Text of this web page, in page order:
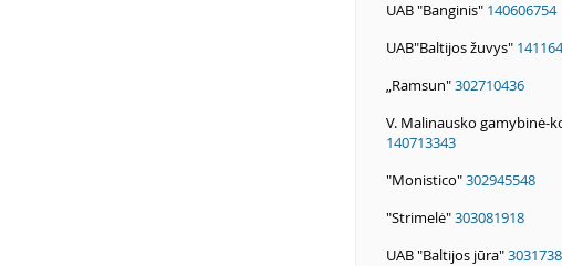
UAB "Banginis" 140606754
UAB"Baltijos žuvys"
„Ramsun"302710436
V. Malinausko gamybinė-
140713343
"Monistico"302945548
"Strimelė"303081918
UAB "Baltijos jūra"